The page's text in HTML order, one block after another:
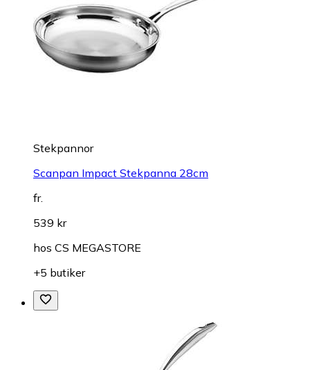
Stekpannor
Scanpan Impact Stekpanna 28cm
fr.
539 kr
hos CS MEGASTORE
+5 butiker